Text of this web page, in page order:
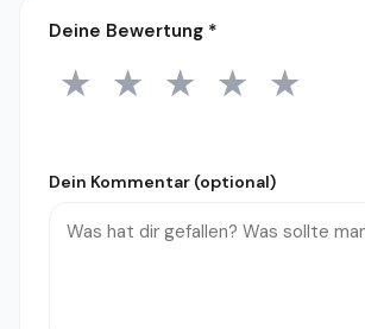
Deine Bewertung *
1 Stern
★ 2 Sterne
★ 3 Sterne
★ 4 Sterne
★ 5
★
Dein Kommentar (optional)